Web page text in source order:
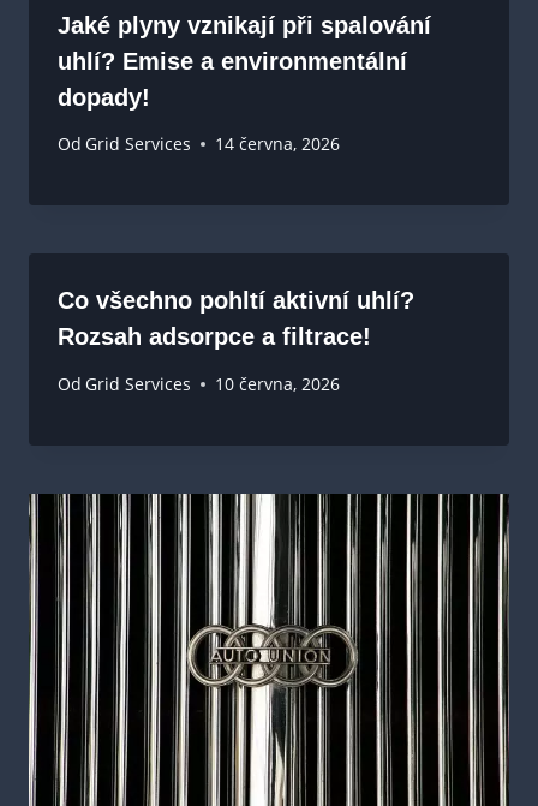
Jaké plyny vznikají při spalování
uhlí? Emise a environmentální
dopady!
Od Grid Services 14 června, 2026
Co všechno pohltí aktivní uhlí?
Rozsah adsorpce a filtrace!
Od Grid Services 10 června, 2026